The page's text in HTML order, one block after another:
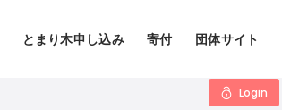
とまり木申し込み 寄付 団体サイト
Login